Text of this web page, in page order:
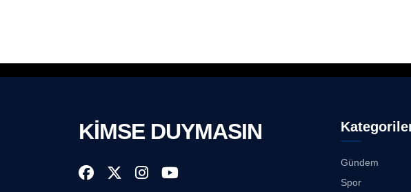
KİMSE DUYMASIN
Gündem
Spor